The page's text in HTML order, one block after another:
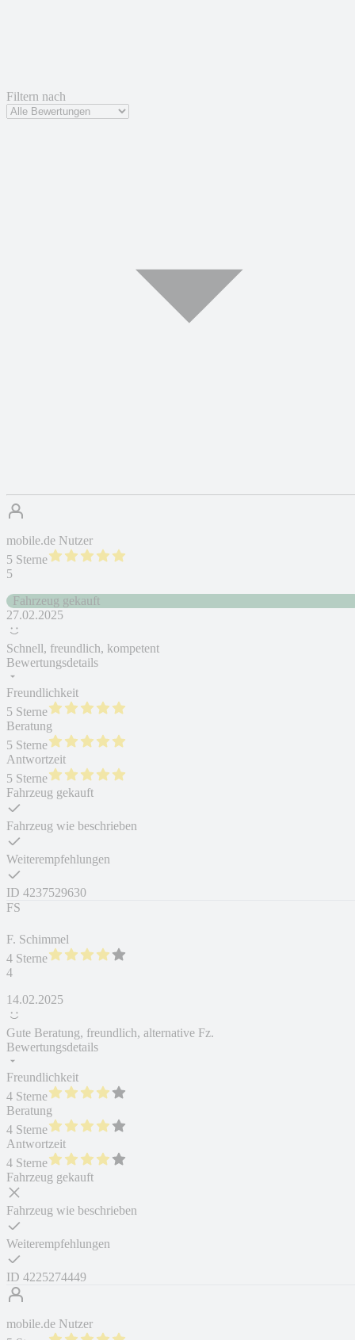
Filtern nach
mobile.de Nutzer
5 Sterne
5
Fahrzeug gekauft
27.02.2025
Schnell, freundlich, kompetent
Bewertungsdetails
Freundlichkeit
5 Sterne
Beratung
5 Sterne
Antwortzeit
5 Sterne
Fahrzeug gekauft
Fahrzeug wie beschrieben
Weiterempfehlungen
ID 4237529630
FS
F. Schimmel
4 Sterne
4
14.02.2025
Gute Beratung, freundlich, alternative Fz.
Bewertungsdetails
Freundlichkeit
4 Sterne
Beratung
4 Sterne
Antwortzeit
4 Sterne
Fahrzeug gekauft
Fahrzeug wie beschrieben
Weiterempfehlungen
ID 4225274449
mobile.de Nutzer